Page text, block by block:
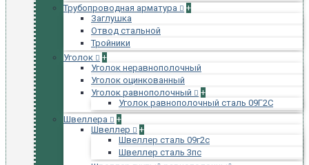
Трубопроводная арматура
+
Заглушка
Отвод стальной
Тройники
Уголок
+
Уголок неравнополочный
Уголок оцинкованный
Уголок равнополочный
+
Уголок равнополочный сталь 09Г2С
Швеллера
+
Швеллер
+
Швеллер сталь 09г2с
Швеллер сталь 3пс